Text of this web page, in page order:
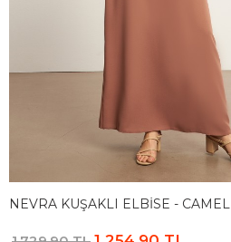
NEVRA KUŞAKLI ELBISE - CAMEL